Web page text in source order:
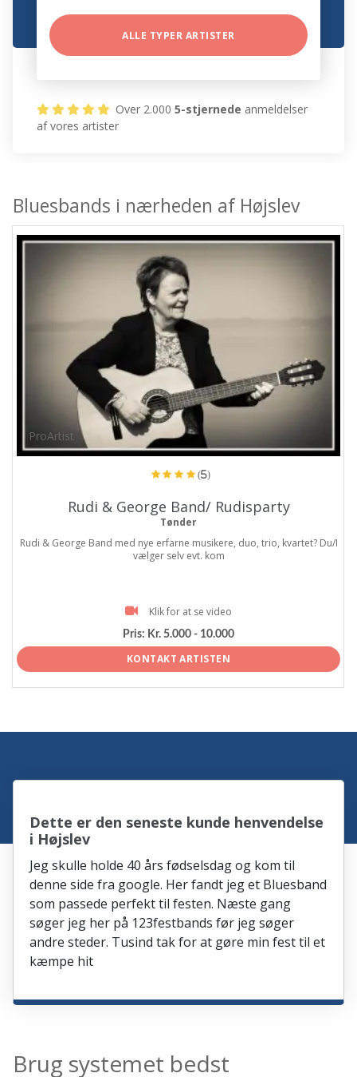
ALLE TYPER ARTISTER
Over 2.0005-stjernede anmeldelser
af vores artister
Bluesbands i nærheden af Højslev
ProArtist
(5)
Rudi & George Band/ Rudisparty
Tønder
Rudi & George Band med nye erfarne musikere, duo, trio, kvartet? Du/I
vælger selv evt. kom
Klik for at se video
Pris: Kr. 5.000 - 10.000
KONTAKT ARTISTEN
Dette er den seneste kunde henvendelse
i Højslev
Jeg skulle holde 40 års fødselsdag og kom til
denne side fra google. Her fandt jeg et Bluesband
som passede perfekt til festen. Næste gang
søger jeg her på 123festbands før jeg søger
andre steder. Tusind tak for at gøre min fest til et
kæmpe hit
Brug systemet bedst